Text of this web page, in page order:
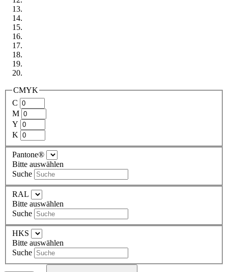
CMYK
C
M
Y
K
Pantone®
Bitte auswählen
Suche
RAL
Bitte auswählen
Suche
HKS
Bitte auswählen
Suche